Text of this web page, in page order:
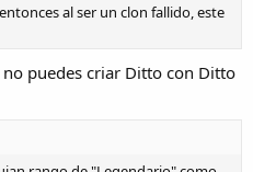
al ser un clon fallido, este
puedes criar Ditto con Ditto